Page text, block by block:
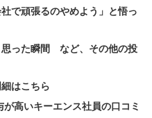
で頑張るのやめよう」と悟っ
思った瞬間 など、その他の投
はこちら
高いキーエンス社員の口コミ